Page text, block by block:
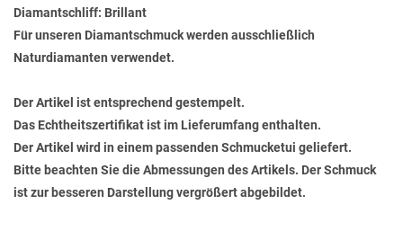
Diamantschliff: Brillant
Für unseren Diamantschmuck werden ausschließlich
Naturdiamanten verwendet.
Der Artikel ist entsprechend gestempelt.
Das Echtheitszertifikat ist im Lieferumfang enthalten.
Der Artikel wird in einem passenden Schmucketui geliefert.
Bitte beachten Sie die Abmessungen des Artikels. Der Schmuck
ist zur besseren Darstellung vergrößert abgebildet.